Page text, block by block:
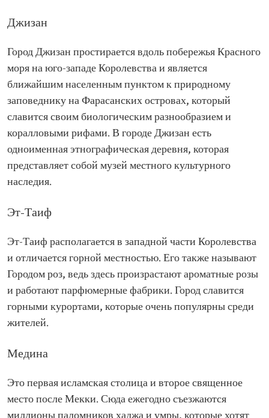
Джизан
Город Джизан простирается вдоль побережья Красного
моря на юго-западе Королевства и является
ближайшим населенным пунктом к природному
заповеднику на Фарасанских островах, который
славится своим биологическим разнообразием и
коралловыми рифами. В городе Джизан есть
одноименная этнографическая деревня, которая
представляет собой музей местного культурного
наследия.
Эт-Таиф
Эт-Таиф располагается в западной части Королевства
и отличается горной местностью. Его также называют
Городом роз, ведь здесь произрастают ароматные розы
и работают парфюмерные фабрики. Город славится
горными курортами, которые очень популярны среди
жителей.
Медина
Это первая исламская столица и второе священное
место после Мекки. Сюда ежегодно съезжаются